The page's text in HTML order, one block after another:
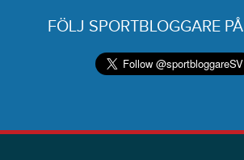
FÖLJ SPORTBLOGGARE PÅ